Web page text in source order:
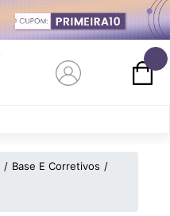
Base E Corretivos